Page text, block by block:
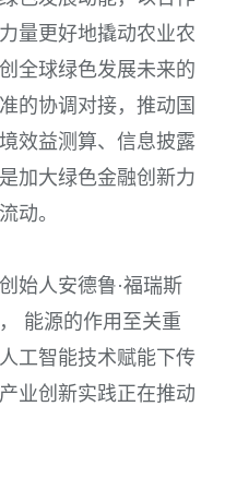
量更好地撬动农业农
全球绿色发展未来的
的协调对接，推动国
效益测算、信息披露
加大绿色金融创新力
动。
始人安德鲁·福瑞斯
能源的作用至关重
工智能技术赋能下传
业创新实践正在推动